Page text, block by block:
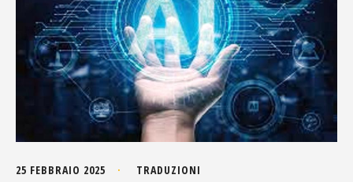
25 FEBBRAIO 2025 TRADUZIONI